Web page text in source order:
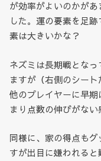
が効率がよいのかが
した。運の要素を足
素は大きいかな？
ネズミは長期戦とな
ますが（右側のシート
他のプレイヤーに早
まり点数の伸びがない
同様に、家の得点も
すが出目に嫌われる